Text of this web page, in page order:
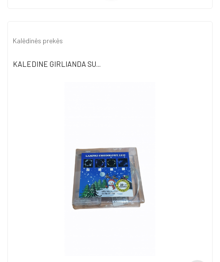
Kalėdinės prekės
KALEDINE GIRLIANDA SU...